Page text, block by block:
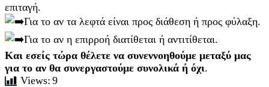
επιταγή.
Για το αν τα λεφτά είναι προς διάθεση ή προς φύλαξη.
Για το αν η επιρροή διατίθεται ή αντιτίθεται.
Και εσείς τώρα θέλετε να συνεννοηθούμε μεταξύ μας
για το αν θα συνεργαστούμε συνολικά ή όχι.
Views: 9